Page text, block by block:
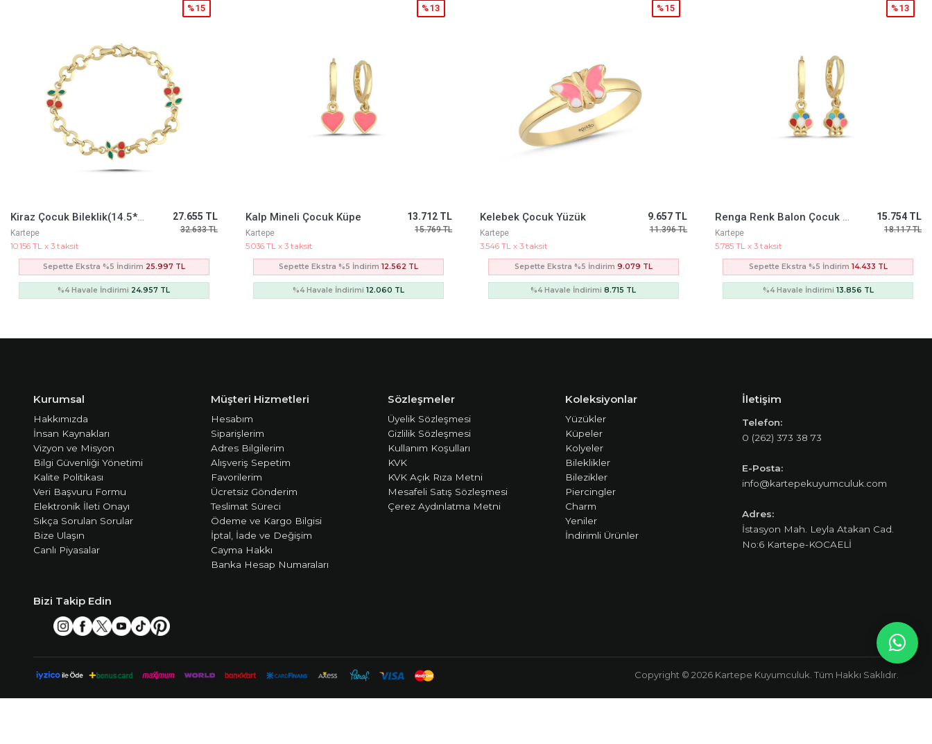
Kiraz Çocuk Bileklik(14.5*0.6 Cm)
Kartepe
10.156 TL x 3 taksit
27.655 TL
32.633 TL
%15
Sepette Ekstra %5 İndirim 25.997 TL
%4 Havale İndirimi 24.957 TL
Kalp Mineli Çocuk Küpe
Kartepe
5.036 TL x 3 taksit
13.712 TL
15.769 TL
%13
Sepette Ekstra %5 İndirim12.562 TL
%4 Havale İndirimi12.060 TL
Kelebek Çocuk Yüzük
Kartepe
3.546 TL x 3 taksit
9.657 TL
11.396 TL
%15
Sepette Ekstra %5 İndirim 9.079 TL
%4 Havale İndirimi8.715 TL
Renga Renk Balon Çocuk Küpe
Kartepe
5.785 TL x 3 taksit
15.754 TL
18.117 TL
%13
Sepette Ekstra %5 İndirim 14.433 TL
%4 Havale İndirimi 13.856 TL
Kurumsal
Hakkımızda
İnsan Kaynakları
Vizyon ve Misyon
Bilgi Güvenliği Yönetimi
Kalite Politikası
Veri Başvuru Formu
Elektronik İleti Onayı
Sıkça Sorulan Sorular
Bize Ulaşın
Canlı Piyasalar
Müşteri Hizmetleri
Hesabım
Siparişlerim
Adres Bilgilerim
Alışveriş Sepetim
Favorilerim
Ücretsiz Gönderim
Teslimat Süreci
Ödeme ve Kargo Bilgisi
İptal, İade ve Değişim
Cayma Hakkı
Banka Hesap Numaraları
Sözleşmeler
Üyelik Sözleşmesi
Gizlilik Sözleşmesi
Kullanım Koşulları
KVK
KVK Açık Rıza Metni
Mesafeli Satış Sözleşmesi
Çerez Aydınlatma Metni
Koleksiyonlar
Yüzükler
Küpeler
Kolyeler
Bileklikler
Bilezikler
Piercingler
Charm
Yeniler
İndirimli Ürünler
İletişim
Telefon:
0 (262) 373 38 73
E-Posta:
info@kartepekuyumculuk.com
Adres:
İstasyon Mah. Leyla Atakan Cad.
No:6 Kartepe-KOCAELİ
Bizi Takip Edin
Copyright © 2026 Kartepe Kuyumculuk. Tüm Hakkı Saklıdır.